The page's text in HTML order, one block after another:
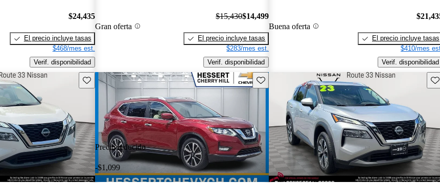
$24,435
El precio incluye tasas
$468/mes est.
Verif. disponibilidad
Gran oferta
$15,430$14,499
El precio incluye tasas
$283/mes est.
Verif. disponibilidad
Buena oferta
El precio incluye tasas
$410/mes
Verif. disponibilidad
Guarda este Aviso
Precio reducido
-$1,099
Guarda este Aviso